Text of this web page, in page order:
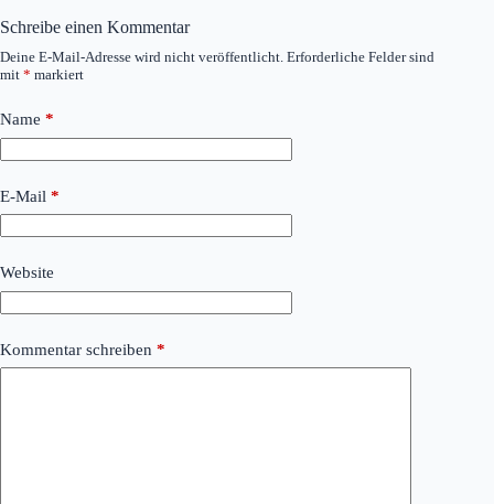
Schreibe einen Kommentar
Deine E-Mail-Adresse wird nicht veröffentlicht. Erforderliche Felder sind
mit * markiert
Name *
E-Mail *
Website
Kommentar schreiben *